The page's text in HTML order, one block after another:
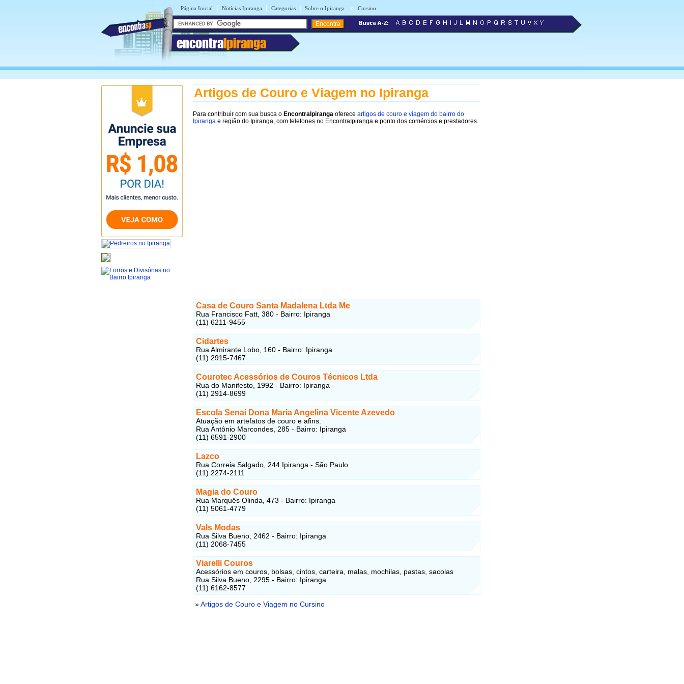
Página Inicial | Notícias Ipiranga | Categorias | Sobre o Ipiranga » Cursino
encontraIpiranga
Artigos de Couro e Viagem no Ipiranga
Para contribuir com sua busca o EncontraIpiranga oferece artigos de couro e viagem do bairro do
Ipiranga e região do Ipiranga, com telefones no EncontraIpiranga e ponto dos comércios e prestadores.
Casa de Couro Santa Madalena Ltda Me
Rua Francisco Fatt, 380 - Bairro: Ipiranga
(11) 6211-9455
Cidartes
Rua Almirante Lobo, 160 - Bairro: Ipiranga
(11) 2915-7467
Courotec Acessórios de Couros Técnicos Ltda
Rua do Manifesto, 1992 - Bairro: Ipiranga
(11) 2914-8699
Escola Senai Dona Maria Angelina Vicente Azevedo
Atuação em artefatos de couro e afins.
Rua Antônio Marcondes, 285 - Bairro: Ipiranga
(11) 6591-2900
Lazco
Rua Correia Salgado, 244 Ipiranga - São Paulo
(11) 2274-2111
Magia do Couro
Rua Marquês Olinda, 473 - Bairro: Ipiranga
(11) 5061-4779
Vals Modas
Rua Silva Bueno, 2462 - Bairro: Ipiranga
(11) 2068-7455
Viarelli Couros
Acessórios em couros, bolsas, cintos, carteira, malas, mochilas, pastas, sacolas
Rua Silva Bueno, 2295 - Bairro: Ipiranga
(11) 6162-8577
»Artigos de Couro e Viagem no Cursino